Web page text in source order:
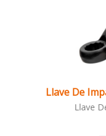
Llave De
Llave